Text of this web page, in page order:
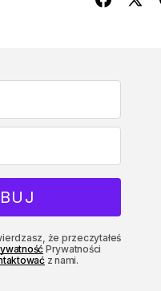
że przeczytałeś
Prywatności
z nami.